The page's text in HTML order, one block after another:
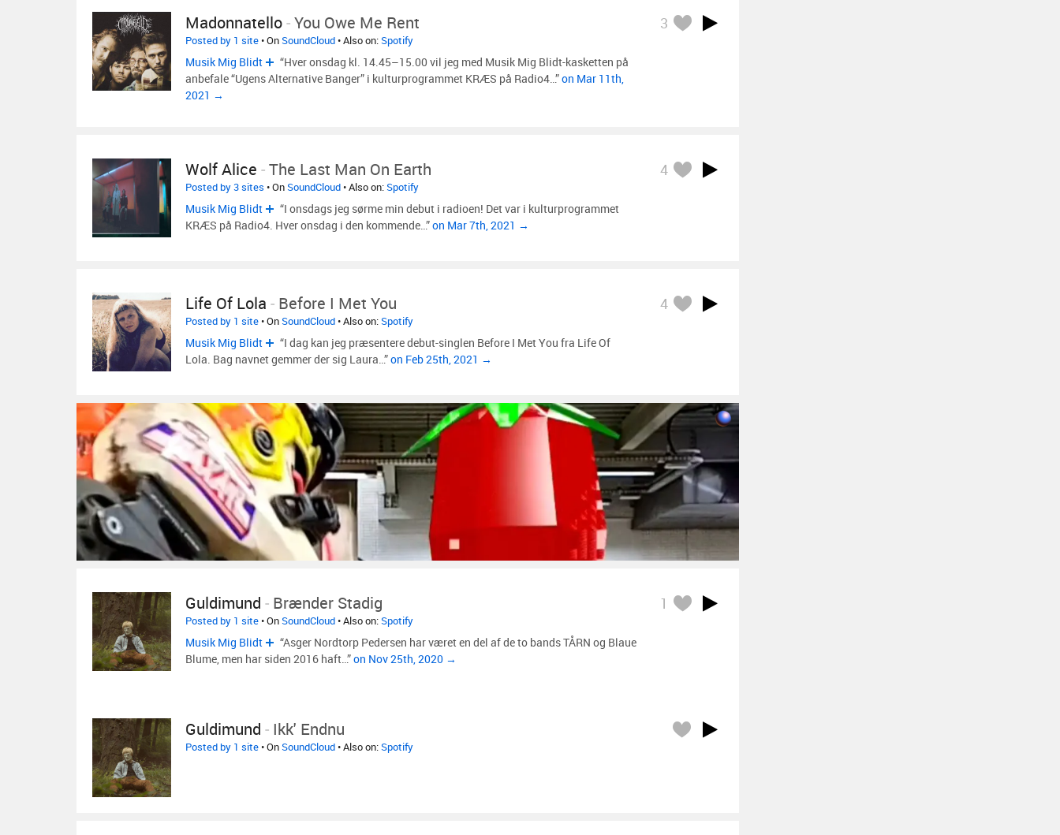
Madonnatello-You Owe Me Rent 3
Posted by 1 site• OnSoundCloud• Also on:Spotify
Musik Mig Blidt
“Hver onsdag kl. 14.45–15.00 vil jeg med Musik Mig Blidt-kasketten på
anbefale “Ugens Alternative Banger” i kulturprogrammet KRÆS på Radio4…”on Mar 11th,
2021 →
Wolf Alice -The Last Man On Earth 4
Posted by 3 sites • OnSoundCloud• Also on:Spotify
Musik Mig Blidt
“I onsdags jeg sørme min debut i radioen! Det var i kulturprogrammet
KRÆS på Radio4. Hver onsdag i den kommende…”on Mar 7th, 2021 →
Life Of Lola - Before I Met You 4
Posted by 1 site• OnSoundCloud• Also on:Spotify
Musik Mig Blidt
“I dag kan jeg præsentere debut-singlen Before I Met You fra Life Of
Lola. Bag navnet gemmer der sig Laura…”on Feb 25th, 2021 →
Guldimund - Brænder Stadig 1
Posted by 1 site• OnSoundCloud• Also on:Spotify
Musik Mig Blidt
“Asger Nordtorp Pedersen har været en del af de to bands TÅRN og Blaue
Blume, men har siden 2016 haft…”on Nov 25th, 2020 →
Guldimund - Ikk' Endnu
Posted by 1 site• OnSoundCloud• Also on:Spotify